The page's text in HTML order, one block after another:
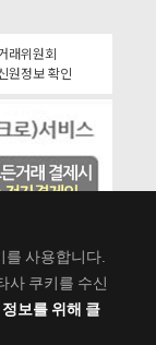
래위원회
원정보 확인